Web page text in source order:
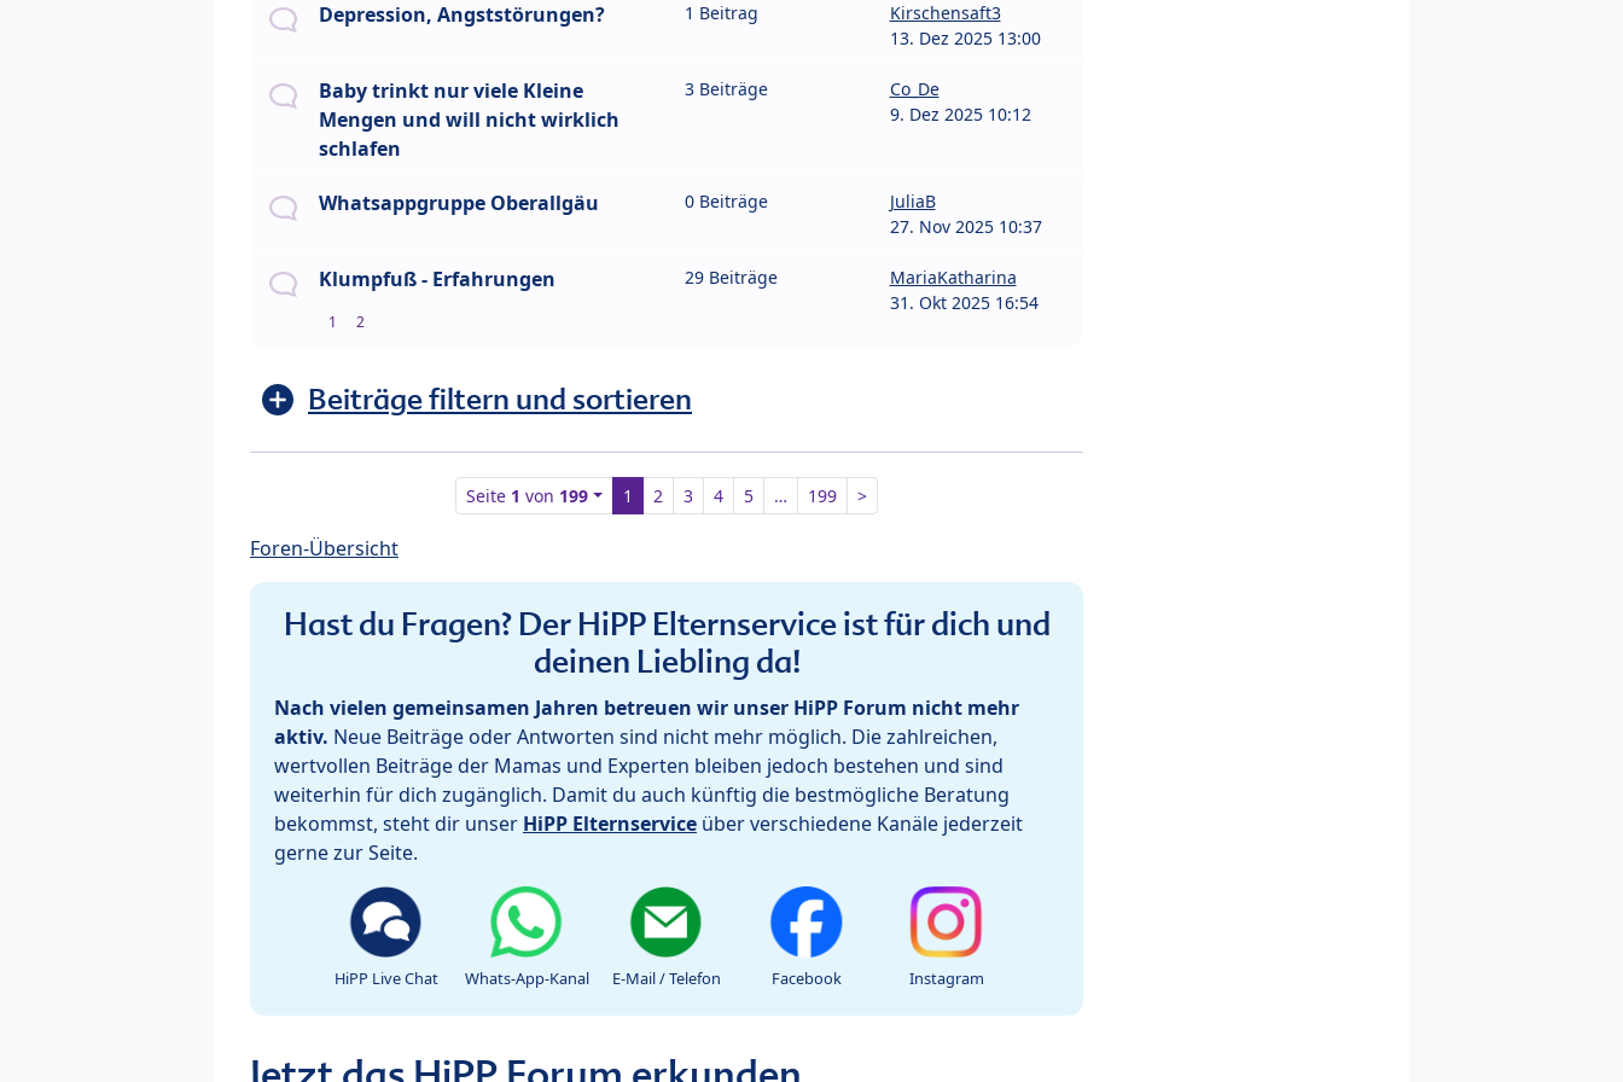
Depression, Angststörungen? 1 Beitrag
Kirschensaft3
13. Dez 2025 13:00
Baby trinkt nur viele Kleine
Mengen und will nicht wirklich
schlafen
3 Beiträge
Co_De
9. Dez 2025 10:12
Whatsappgruppe Oberallgäu 0 Beiträge
JuliaB
27. Nov 2025 10:37
Klumpfuß - Erfahrungen
1 2
29 Beiträge
MariaKatharina
31. Okt 2025 16:54
Beiträge filtern und sortieren
Seite 1 von 199 1 2 3 4 5 … 199 >
Foren-Übersicht
Hast du Fragen? Der HiPP Elternservice ist für dich und
deinen Liebling da!
Nach vielen gemeinsamen Jahren betreuen wir unser HiPP Forum nicht mehr
aktiv. Neue Beiträge oder Antworten sind nicht mehr möglich. Die zahlreichen,
wertvollen Beiträge der Mamas und Experten bleiben jedoch bestehen und sind
weiterhin für dich zugänglich. Damit du auch künftig die bestmögliche Beratung
bekommst, steht dir unser HiPP Elternservice über verschiedene Kanäle jederzeit
gerne zur Seite.
HiPP Live Chat Whats-App-Kanal E-Mail / Telefon Facebook Instagram